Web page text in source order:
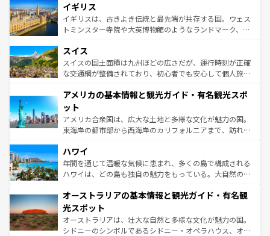
いる。シャンパンの発祥地であるランス、プロヴァンスの
香り高いラベンダー畑など、多彩な楽しみ方が可能だ。さ
らに、パリ以外の地域にも魅力が溢れており、どの街角に
れる地方に足を運ぶとそれぞれで全く異なる文化を体験で
きるだろう。 なお、新着のフランス情報はコンテンツ一覧
を参照してほしい。
顔を持つこの国は、どこを歩いても飽きることがない。ベ
ルリンの文化的活気、バイエルン州のアルプスの絶景、そ
してライン川沿いのワイン畑といった風景は必見。ビール
は、お酒好きな人にはぜひ体験してほしい。 なお、新着の
ドイツ情報はコンテンツ一覧を参照してほしい。
イギリス
イギリスは、古きよき伝統と最先端が共存する国。ウェス
トミンスター寺院や大英博物館のようなランドマーク、歴
リアごとに異なる魅力がある。また、優雅なアフタヌーン
ティー、ビール好きにはたまらない英国パブ、サッカー観
戦など、本場だからこそできる体験も豊富。イギリスを旅
ンツ一覧を参照してほしい。
スイス
スイスの国土面積は九州ほどの広さだが、運行時刻が正確
な交通網が整備されており、初心者でも安心して個人旅行
の建物がそのまま残る町や、スイスならではのユニークな
博物館もあり、アルプス観光だけでなく町歩きも満喫する
ことができる。国民の所得が高いため物価も高いが、旅行
者向けの交通パス提供のサービスもあり、うまく活用すれ
着のスイス情報は
アメリカの基本情報と観光ガイド・有名観光スポ
ット
アメリカ合衆国は、広大な土地と多様な文化が魅力の国。
東海岸の都市部から西海岸のカリフォルニアまで、訪れる
のような巨大都市は、観光、ショッピング、エンターテイ
ンメントが詰まった刺激的なスポットだ。一方、アメリカ
西部には大自然が広がり、グランドキャニオンやイエロー
部のニューオーリンズでは、音楽と美食が融合した独特の
文化が魅力。旅行者はアメリカの各地域で異なる魅力を楽
しみながら、その多様性と豊かな歴史を感じることができ
るだろう。車でのロードトリップや列車の旅も、アメリカ
ハワイ
年間を通じて温暖な気候に恵まれ、多くの島で構成される
ハワイは、どの島も独自の魅力をもっている。大自然の神
ワイ島は見逃せない。また、定番の観光地といえばオアフ
島だが、静かな自然を求めるならマウイ島やカウアイ島が
おすすめ。エメラルドグリーンに輝く海をはじめ、豊かな
文化や歴史が息づいている。「アロハスピリット」と呼ば
オーストラリアの基本情報と観光ガイド・有名観
光スポット
オーストラリアは、壮大な自然と多様な文化が魅力の国。
シドニーのシンボルであるシドニー・オペラハウス、オー